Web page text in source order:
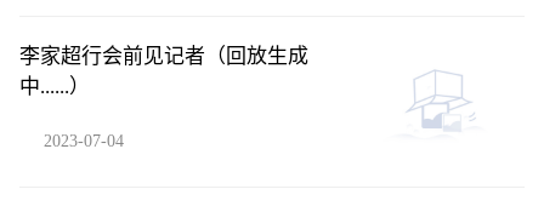
李家超行会前见记者（回放生成
中......）
2023-07-04